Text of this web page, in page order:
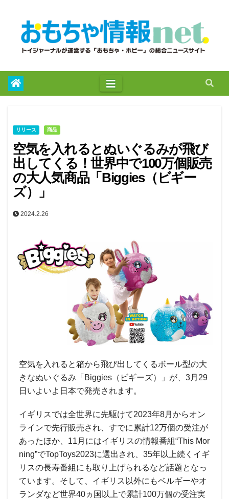
リリース 商品
空気を入れるとぬいぐるみが飛び
出してくる！世界中で100万個販売
の大人気商品「Biggies（ビギー
ズ）」
2024.2.26
空気を入れると箱から飛び出してくるボール型の大
きなぬいぐるみ「Biggies（ビギーズ）」が、3月29
日いよいよ日本で発売されます。
イギリスでは全世界に先駆けて2023年8月からオン
ラインで先行販売され、すでに累計12万個の受注が
あったほか、11月にはイギリスの情報番組“This Mor
ning”でTopToys2023に選出され、35年以上続くイギ
リスの長寿番組にも取り上げられるなど話題となっ
ています。そして、イギリス以外にもベルギーやオ
ランダなど世界40ヵ国以上で累計100万個の受注実